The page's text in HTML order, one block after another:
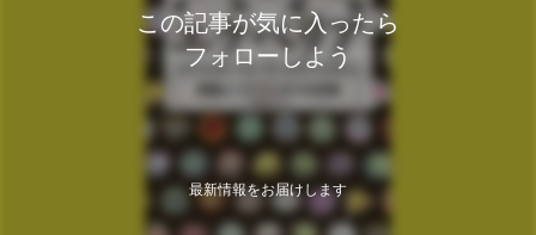
この記事が気に入ったら
フォローしよう
最新情報をお届けします